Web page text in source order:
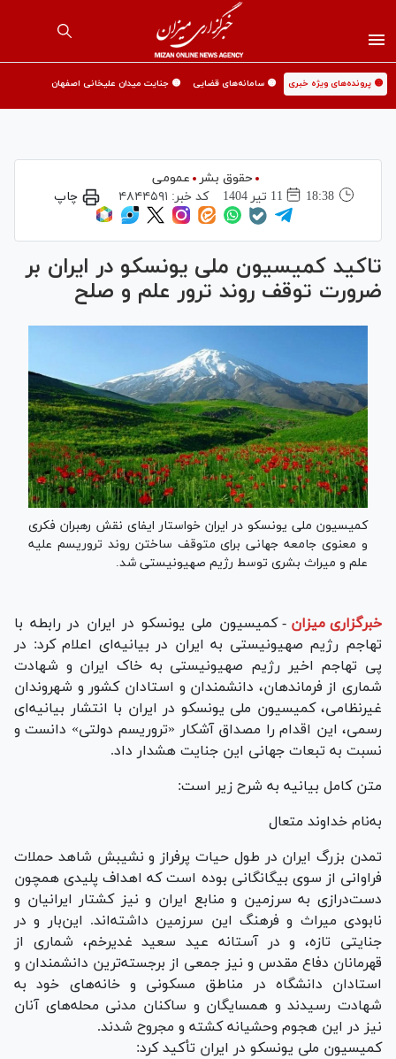
🟡 پرونده‌های ویژه خبری 🟡 سامانه‌های قضایی 🟡 جنایت میدان علیخانی اصفهان
حقوق بشر
عمومی
18:38
11 تير 1404 کد خبر: ۴۸۴۴۵۹۱ چاپ
تاکید کمیسیون ملی یونسکو در ایران بر
ضرورت توقف روند ترور علم و صلح
کمیسیون ملی یونسکو در ایران خواستار ایفای نقش رهبران فکری
و معنوی جامعه جهانی برای متوقف‌ ساختن روند تروریسم علیه
علم و میراث بشری توسط رژیم صهیونیستی شد.
خبرگزاری میزان - کمیسیون ملی یونسکو در ایران در رابطه با
تهاجم رژیم صهیونیستی به ایران در بیانیه‌ای اعلام کرد: در
پی تهاجم اخیر رژیم صهیونیستی به خاک ایران و شهادت
شماری از فرماندهان، دانشمندان و استادان کشور و شهروندان
غیرنظامی، کمیسیون ملی یونسکو در ایران با انتشار بیانیه‌ای
رسمی، این اقدام را مصداق آشکار «تروریسم دولتی» دانست و
نسبت به تبعات جهانی این جنایت هشدار داد.
متن کامل بیانیه به شرح زیر است:
به‌نام خداوند متعال
تمدن بزرگ ایران در طول حیات پرفراز و نشیبش شاهد حملات
فراوانی از سوی بیگانگانی بوده است که اهداف پلیدی همچون
دست‌درازی به سرزمین و منابع ایران و نیز کشتار ایرانیان و
نابودی میراث و فرهنگ این سرزمین داشته‌اند. این‌بار و در
جنایتی تازه، و در آستانه عید سعید غدیرخم، شماری از
قهرمانان دفاع مقدس و نیز جمعی از برجسته‌ترین دانشمندان و
استادان دانشگاه در مناطق مسکونی و خانه‌های خود به
شهادت رسیدند و همسایگان و ساکنان مدنی محله‌های آنان
نیز در این هجوم وحشیانه کشته و مجروح شدند.
کمیسیون ملی یونسکو در ایران تأکید کرد: